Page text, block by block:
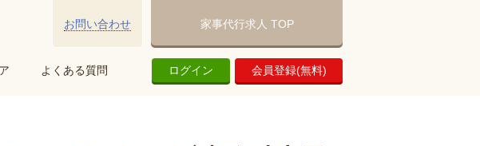
よくある質問 ログイン 会員登録(無料)
お問い合わせ 家事代行求人 TOP